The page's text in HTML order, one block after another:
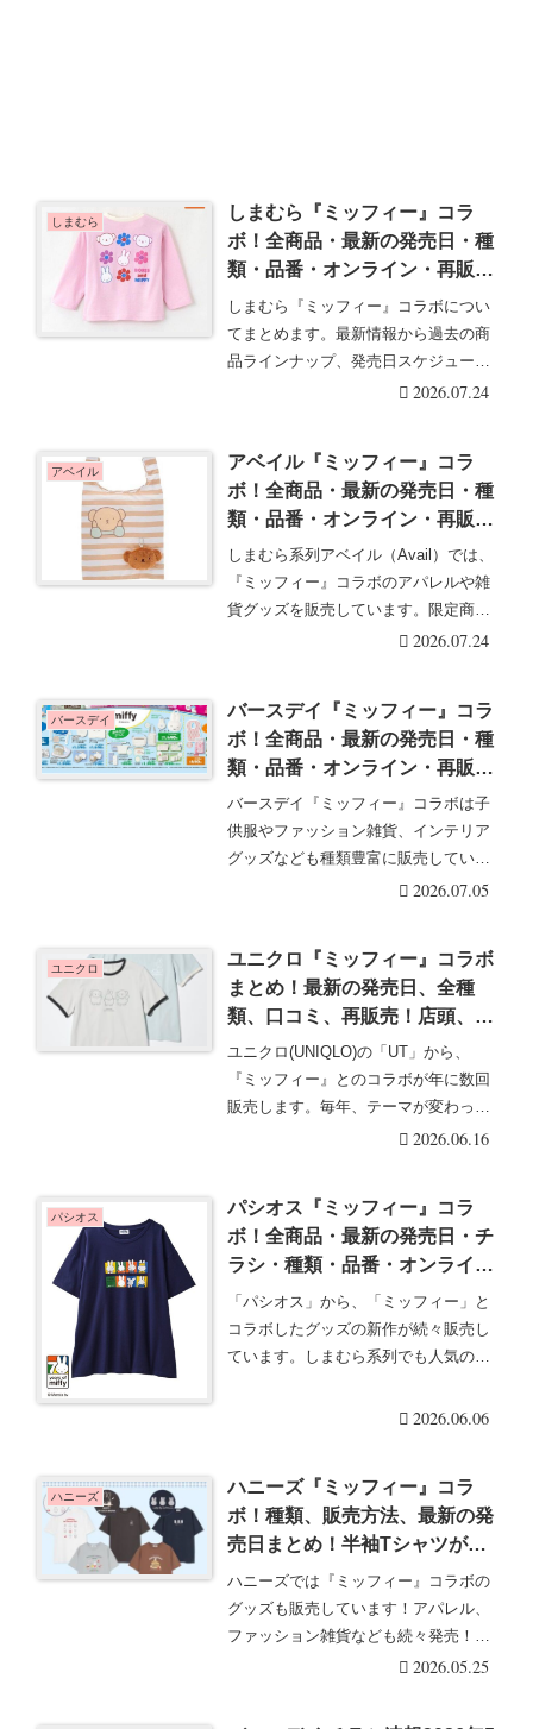
しまむら
しまむら『ミッフィー』コラ
ボ！全商品・最新の発売日・種
類・品番・オンライン・再販ま
とめ！取扱店はどこ？長袖Tシ
ャツが2026/7/25より新発売！
しまむら『ミッフィー』コラボについ
てまとめます。最新情報から過去の商
品ラインナップ、発売日スケジュー
ル、発売中のグッズも・・・続きを読
2026.07.24
アベイル
アベイル『ミッフィー』コラ
ボ！全商品・最新の発売日・種
類・品番・オンライン・再販ま
とめ！取扱店はどこ？ポーチ付
きエコバッグが2026/7/25より
新発売！
しまむら系列アベイル（Avail）では、
『ミッフィー』コラボのアパレルや雑
貨グッズを販売しています。限定商品
でファン必見・・・続きを読む2026.07.24
バースデイ
バースデイ『ミッフィー』コラ
ボ！全商品・最新の発売日・種
類・品番・オンライン・再販ま
とめ！取扱店はどこ？雑貨など
が2026/7/4より新発売！サンダ
ル、パジャマ、寝具も！
バースデイ『ミッフィー』コラボは子
供服やファッション雑貨、インテリア
グッズなども種類豊富に販売していま
す！バースデイ『ミ・・・続きを読む
2026.07.05
ユニクロ
ユニクロ『ミッフィー』コラボ
まとめ！最新の発売日、全種
類、口コミ、再販売！店頭、オ
ンラインは？夏の新デザインT
シャツが2026年5月に、半袖T
シャツ、ドライパジャマが3月
ユニクロ(UNIQLO)の「UT」から、
『ミッフィー』とのコラボが年に数回
販売します。毎年、テーマが変わっ
て、新デザイン・・・続きを読む
2026.06.16
パシオス
パシオス『ミッフィー』コラ
ボ！全商品・最新の発売日・チ
ラシ・種類・品番・オンライ
ン・再販まとめ！取扱店はど
こ？夏コーデが2026/6/6より新
発売！
「パシオス」から、「ミッフィー」と
コラボしたグッズの新作が続々販売し
ています。しまむら系列でも人気のコ
2026.06.06
ハニーズ
ハニーズ『ミッフィー』コラ
ボ！種類、販売方法、最新の発
売日まとめ！半袖Tシャツが
2026年5月より新発売！店頭、
オンラインも！
ハニーズでは『ミッフィー』コラボの
グッズも販売しています！アパレル、
ファッション雑貨なども続々発売！
Honeys（ハニー・・・続きを読む
2026.05.25